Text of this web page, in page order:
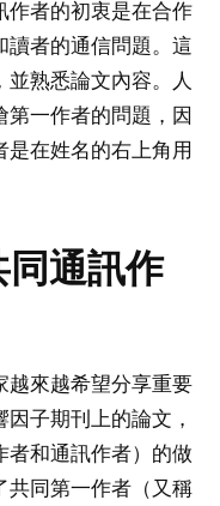
作者的初衷是在合作
讀者的通信問題。這
熟悉論文內容。人
一作者的問題，因
在姓名的右上角用
通訊作
越來越希望分享重要
子期刊上的論文，
者和通訊作者）的做
共同第一作者（又稱